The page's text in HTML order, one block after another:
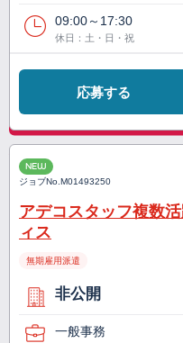
09:00～17:30
休日：土・日・祝
応募する
NEW
ジョブNo.M01493250
アデコスタッフ複数
ィス
無期雇用派遣
非公開
一般事務